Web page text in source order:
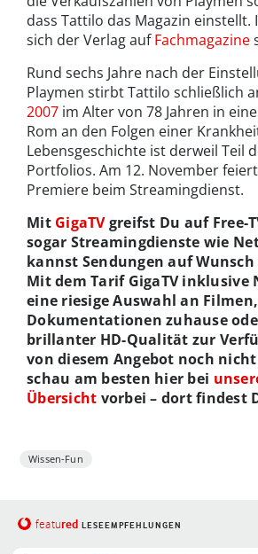
dass Tattilo das Magazin einstellt.
sich der Verlag aufFachmagazine
Rund sechs Jahre nach der
Playmen stirbt Tattilo schließlich
2007 im Alter von 78 Jahren in
Rom an den Folgen einer
Lebensgeschichte ist derweil Teil
Portfolios. Am 12. November
Premiere beim Streamingdienst.
Mit GigaTVgreifst Du auf Free-
sogar Streamingdienste wie
kannst Sendungen auf
Mit dem Tarif GigaTV
eine riesige Auswahl an
Dokumentationen zuhause
brillanter HD-Qualität zur
von diesem Angebot noch
schau am besten hier bei
Übersicht vorbei – dort findest
Wissen-Fun
featured LESEEMPFEHLUNGEN